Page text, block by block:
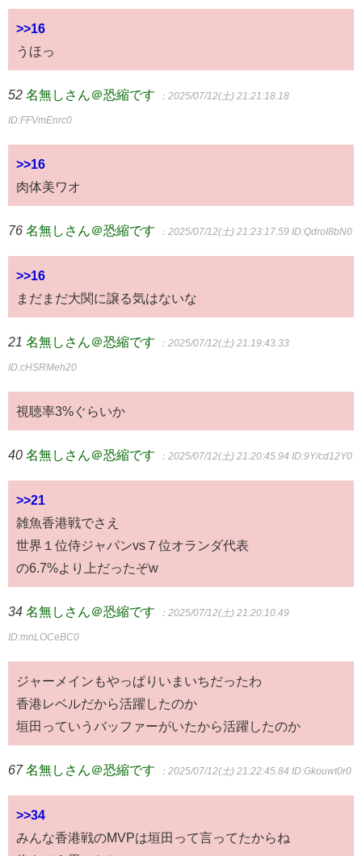
>>16
うほっ
52 名無しさん＠恐縮です ：2025/07/12(土) 21:21:18.18
ID:FFVmEnrc0
>>16
肉体美ワオ
76 名無しさん＠恐縮です ：2025/07/12(土) 21:23:17.59 ID:QdroI8bN0
>>16
まだまだ大関に譲る気はないな
21 名無しさん＠恐縮です ：2025/07/12(土) 21:19:43.33
ID:cHSRMeh20
視聴率3%ぐらいか
40 名無しさん＠恐縮です ：2025/07/12(土) 21:20:45.94 ID:9Y/cd12Y0
>>21
雑魚香港戦でさえ
世界１位侍ジャパンvs７位オランダ代表
の6.7%より上だったぞw
34 名無しさん＠恐縮です ：2025/07/12(土) 21:20:10.49
ID:mnLOCeBC0
ジャーメインもやっぱりいまいちだったわ
香港レベルだから活躍したのか
垣田っていうバッファーがいたから活躍したのか
67 名無しさん＠恐縮です ：2025/07/12(土) 21:22:45.84 ID:Gkouwt0r0
>>34
みんな香港戦のMVPは垣田って言ってたからね